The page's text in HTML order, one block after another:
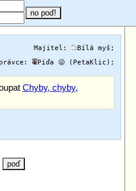
Majitel: Bílá myš ;
Píďa 😜 (PetaKlic) ;
Chyby, chyby,
poď